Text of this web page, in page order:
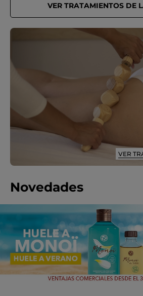
VER TRATAMIENTOS DE
VER
Novedades